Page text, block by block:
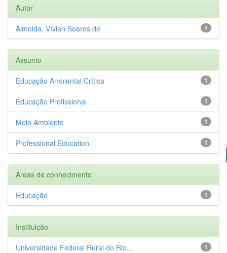
Autor
1
Almeida, Vívian Soares de
Assunto
1
Educação Ambiental Crítica
1
Educação Profissional
1
Meio Ambiente
1
Professional Education
Áreas de conhecimento
1
Educação
Instituição
1
Universidade Federal Rural do Rio...